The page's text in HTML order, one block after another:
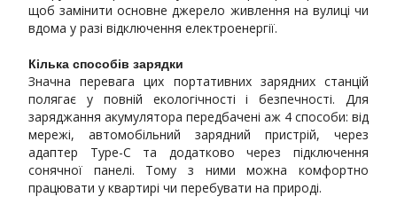
щоб замінити основне джерело живлення на вулиці чи
вдома у разі відключення електроенергії.
Кілька способів зарядки
Значна перевага цих портативних зарядних станцій
полягає у повній екологічності і безпечності. Для
заряджання акумулятора передбачені аж 4 способи: від
мережі, автомобільний зарядний пристрій, через
адаптер Type-C та додатково через підключення
сонячної панелі. Тому з ними можна комфортно
працювати у квартирі чи перебувати на природі.